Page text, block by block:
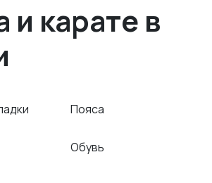
и карате в
Пояса
Обувь